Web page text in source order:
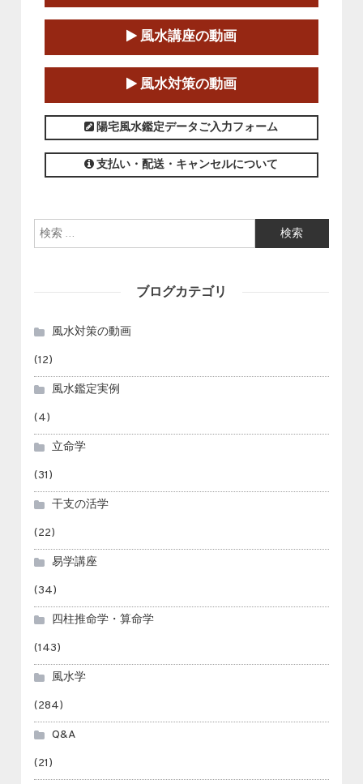
第１８期立命塾「実践的四柱立命学（四
柱推命学）講座」
2025-01-11～2025-05-11
この講座の募集は終了しました。
風水講座の動画
風水対策の動画
陽宅風水鑑定データご入力フォーム
支払い・配送・キャンセルについて
検索:
ブログカテゴリ
風水対策の動画
(12)
風水鑑定実例
(4)
立命学
(31)
干支の活学
(22)
易学講座
(34)
四柱推命学・算命学
(143)
風水学
(284)
Q&A
(21)